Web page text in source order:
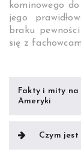
kominowego
jego
braku
się z
Nawigacja
wpisu
Fakty i mity na
Ameryki
Czym